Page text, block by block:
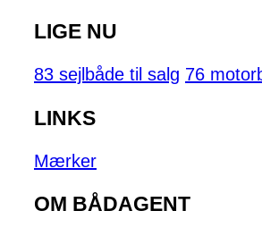
LIGE NU
83 sejlbåde til salg 76
LINKS
Mærker
OM BÅDAGENT